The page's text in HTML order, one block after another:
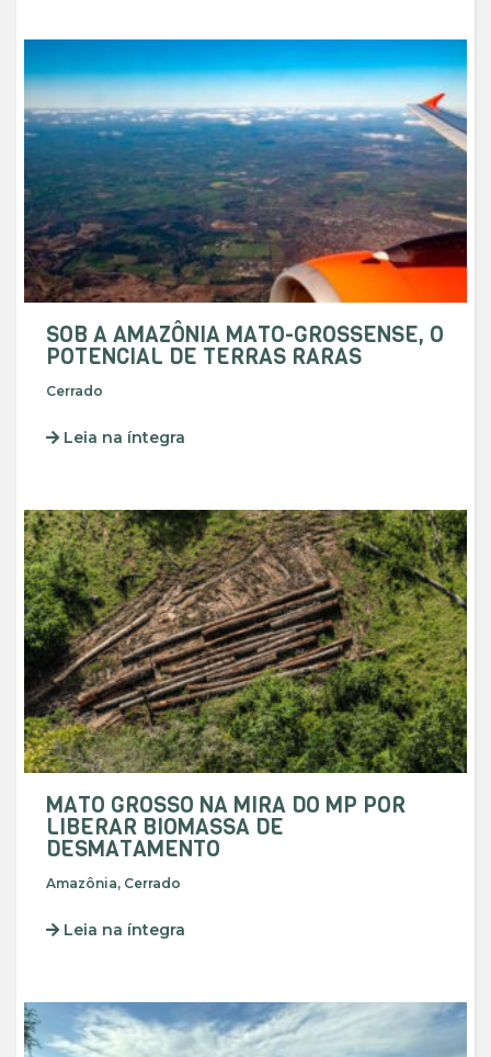
SOB A AMAZÔNIA MATO-GROSSENSE, O
POTENCIAL DE TERRAS RARAS
Cerrado
Leia na íntegra
MATO GROSSO NA MIRA DO MP POR
LIBERAR BIOMASSA DE
DESMATAMENTO
Amazônia, Cerrado
Leia na íntegra